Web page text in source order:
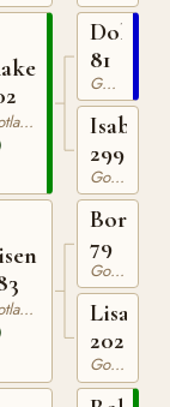
Gotlandsruss
Gotlandsruss
81
Gotlandsruss
Isabella
299
Gotlandsruss
Bore
79
Gotlandsruss
Lisa
202
Gotlandsruss